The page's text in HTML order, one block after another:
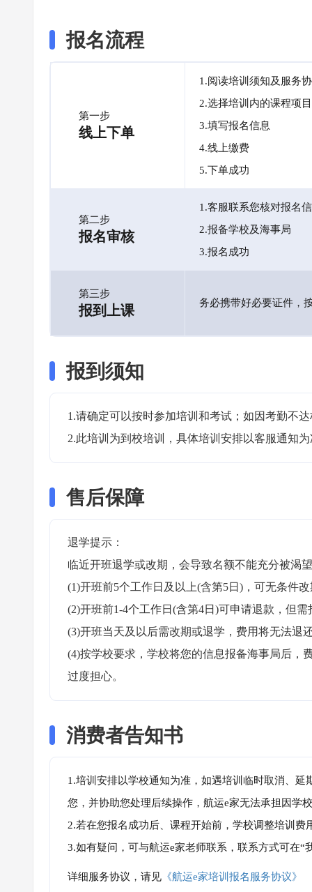
报名流程
第一步
线上下单
1.阅读培训须知及服务
2.选择培训内的课程项目
3.填写报名信息
4.线上缴费
5.下单成功
第二步
报名审核
1.客服联系您核对报名
2.报备学校及海事局
3.报名成功
第三步
报到上课 务必携带好必要证件，
报到须知
1.请确定可以按时参加培训和考试；如因考勤不
2.此培训为到校培训，具体培训安排以客服通知
售后保障
退学提示：
临近开班退学或改期，会导致名额不能充分被渴
(1)开班前5个工作日及以上(含第5日)，可无条件
(2)开班前1-4个工作日(含第4日)可申请退款，但
(3)开班当天及以后需改期或退学，费用将无法退
(4)按学校要求，学校将您的信息报备海事局后，
过度担心。
消费者告知书
1.培训安排以学校通知为准，如遇培训临时取消、
您，并协助您处理后续操作，航运e家无法承担因学
2.若在您报名成功后、课程开始前，学校调整培训
3.如有疑问，可与航运e家老师联系，联系方式可在
详细服务协议，请见 《航运e家培训报名服务协议》